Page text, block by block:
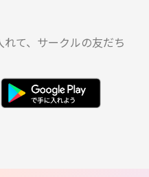
て、サークルの友だち